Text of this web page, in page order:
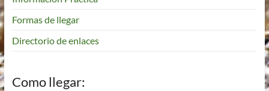
Formas de llegar
Directorio de enlaces
Como llegar: